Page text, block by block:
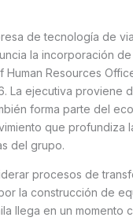
de tecnología de
la incorporación de
Human Resources
La ejecutiva proviene
forma parte del
que profundiza
del grupo.
procesos de
la construcción de
llega en un momento